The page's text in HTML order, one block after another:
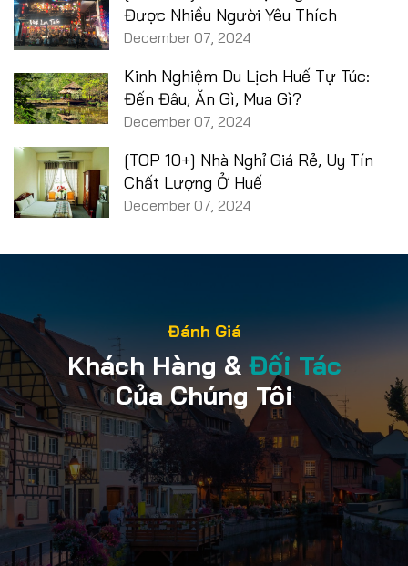
Được Nhiều Người Yêu Thích
December 07, 2024
Kinh Nghiệm Du Lịch Huế Tự Túc:
Đến Đâu, Ăn Gì, Mua Gì?
December 07, 2024
[TOP 10+] Nhà Nghỉ Giá Rẻ, Uy Tín
Chất Lượng Ở Huế
December 07, 2024
Đánh Giá
Khách Hàng & Đối Tác
Của Chúng Tôi